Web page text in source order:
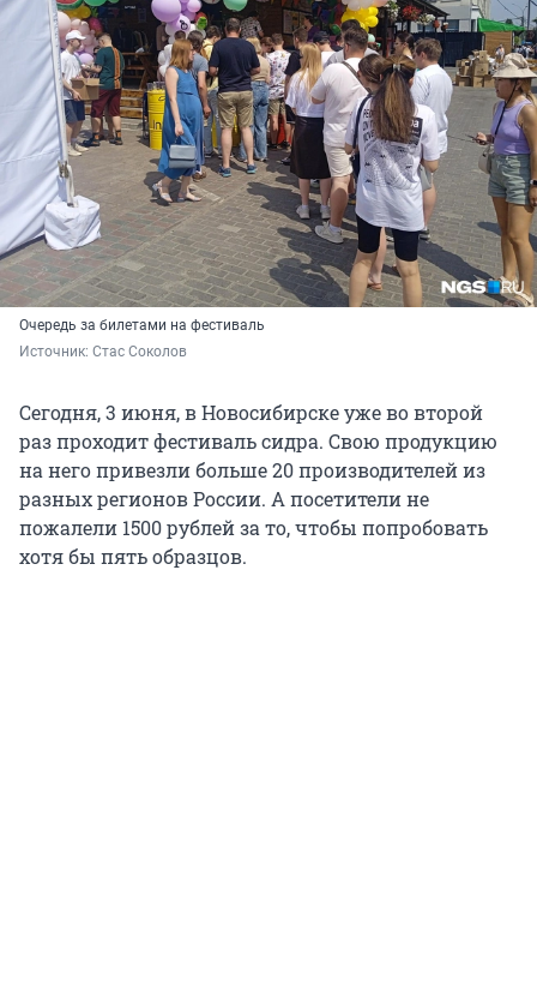
Очередь за билетами на фестиваль
Источник: Стас Соколов
Сегодня, 3 июня, в Новосибирске уже во второй
раз проходит фестиваль сидра. Свою продукцию
на него привезли больше 20 производителей из
разных регионов России. А посетители не
пожалели 1500 рублей за то, чтобы попробовать
хотя бы пять образцов.